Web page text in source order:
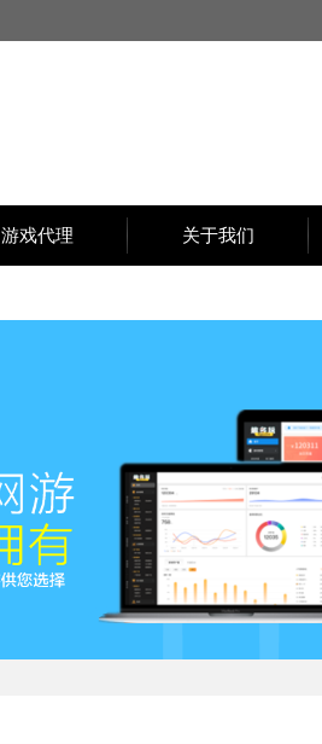
游戏代理 关于我们